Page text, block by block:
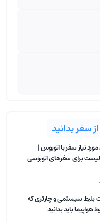
از سفر بدانید
نیاز سفر با اتوبوس |
برای سفرهای اتوبوسی
بلیط‌ سیستمی و چارتری که
هواپیما باید بدانید